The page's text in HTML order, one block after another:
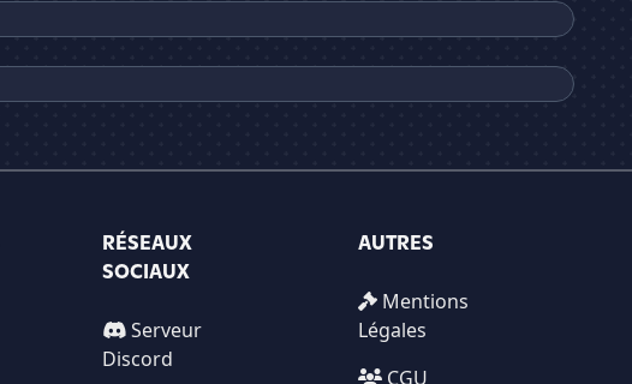
RÉSEAUX
SOCIAUX
Serveur
Discord
AUTRES
Mentions
Légales
CGU